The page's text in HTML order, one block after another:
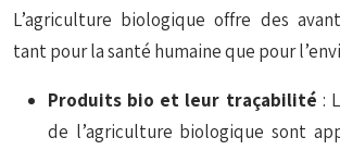
L’agriculture biologique offre des
tant pour la santé humaine que pour
Produits bio et leur traçabilité :
de l’agriculture biologique sont